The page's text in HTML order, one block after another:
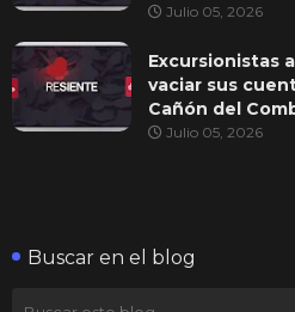
Julio 05, 2026
Excursionistas
vaciar sus
Cañón del
Julio 05, 2026
Buscar en el blog